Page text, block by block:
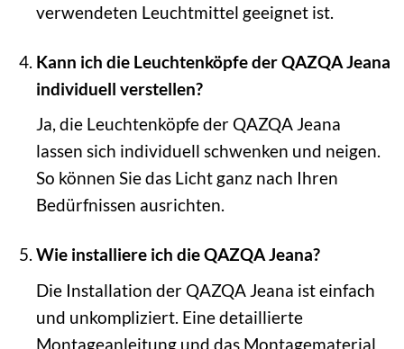
verwendeten Leuchtmittel geeignet ist.
Kann ich die Leuchtenköpfe der QAZQA Jeana
individuell verstellen?
Ja, die Leuchtenköpfe der QAZQA Jeana
lassen sich individuell schwenken und neigen.
So können Sie das Licht ganz nach Ihren
Bedürfnissen ausrichten.
Wie installiere ich die QAZQA Jeana?
Die Installation der QAZQA Jeana ist einfach
und unkompliziert. Eine detaillierte
Montageanleitung und das Montagematerial